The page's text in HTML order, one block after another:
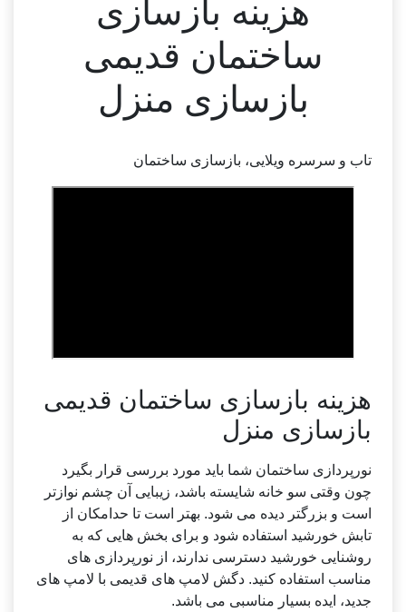
هزینه بازسازی
ساختمان قدیمی
بازسازی منزل
تاب و سرسره ویلایی، بازسازی ساختمان
هزینه بازسازی ساختمان قدیمی
بازسازی منزل
نورپردازی ساختمان شما باید مورد بررسی قرار بگیرد
چون وقتی سو خانه شایسته باشد، زیبایی آن چشم نوازتر
است و بزرگتر دیده می شود. بهتر است تا حدامکان از
تابش خورشید استفاده شود و برای بخش هایی که به
روشنایی خورشید دسترسی ندارند، از نورپردازی های
مناسب استفاده کنید. دگش لامپ های قدیمی با لامپ های
جدید، ایده بسیار مناسبی می باشد.